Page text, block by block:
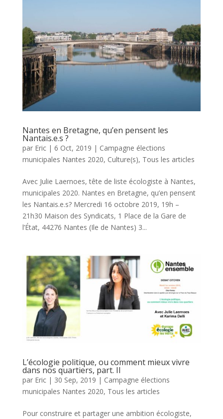
Nantes en Bretagne, qu’en pensent les
Nantais.e.s ?
par Eric| 6 Oct, 2019 | Campagne élections
municipales Nantes 2020, Culture(s), Tous les articles
Avec Julie Laernoes, tête de liste écologiste à Nantes,
municipales 2020. Nantes en Bretagne, qu’en pensent
les Nantais.e.s? Mercredi 16 octobre 2019, 19h –
21h30 Maison des Syndicats, 1 Place de la Gare de
l’État, 44276 Nantes (Ile de Nantes) 3...
L’écologie politique, ou comment mieux vivre
dans nos quartiers, part. II
par Eric| 30 Sep, 2019 | Campagne élections
municipales Nantes 2020, Tous les articles
Pour construire et partager une ambition écologiste,